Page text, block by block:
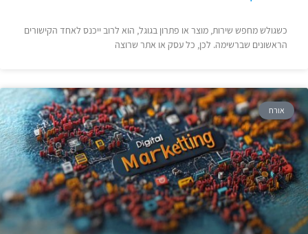
כשגולש מחפש שירות, מוצר או פתרון בגוגל, הוא לרוב ייכנס לאחד הקישורים
הראשונים שברשימה. לכן, כל עסק או אתר שרוצה
אורח